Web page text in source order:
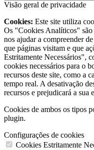
Visão geral de privacidade
Cookies: Este site utiliza
Os "Cookies Analíticos"
nos ajudar a compreender
que páginas visitam e que
Estritamente Necessários",
cookies necessários para o
recursos deste site, como a
tempo real. A desativação
recursos e prejudicará a sua
Cookies de ambos os tipos
plugin.
Configurações de cookies
Cookies Estritamente